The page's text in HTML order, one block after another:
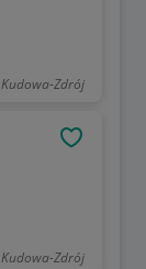
Kudowa-Zdrój
Kudowa-Zdrój